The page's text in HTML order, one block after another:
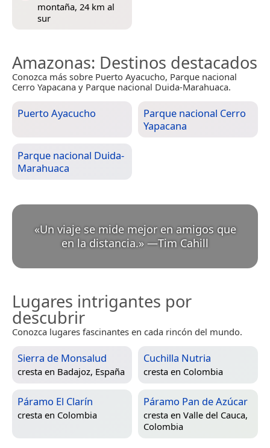
montaña, 24 km al
sur
Amazonas: Destinos destacados
Conozca más sobre Puerto Ayacucho, Parque nacional
Cerro Yapacana y Parque nacional Duida-Marahuaca.
Puerto Ayacucho
Parque nacional Cerro
Yapacana
Parque nacional Duida-
Marahuaca
«Un viaje se mide mejor en amigos que
en la distancia.» —Tim Cahill
Lugares intrigantes por
descubrir
Conozca lugares fascinantes en cada rincón del mundo.
Sierra de Monsalud
cresta en Badajoz, España
Cuchilla Nutria
cresta en Colombia
Páramo El Clarín
cresta en Colombia
Páramo Pan de Azúcar
cresta en Valle del Cauca,
Colombia